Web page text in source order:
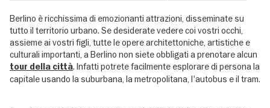
Berlino è ricchissima di emozionanti attrazioni, disseminate su
tutto il territorio urbano. Se desiderate vedere coi vostri occhi,
assieme ai vostri figli, tutte le opere architettoniche, artistiche e
culturali importanti, a Berlino non siete obbligati a prenotare alcun
tour della città. Infatti potrete facilmente esplorare di persona la
capitale usando la suburbana, la metropolitana, l'autobus e il tram.